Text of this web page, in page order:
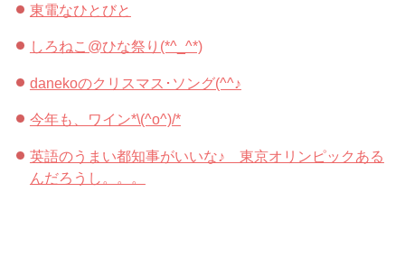
東電なひとびと
しろねこ@ひな祭り(*^_^*)
danekoのクリスマス･ソング(^^♪
今年も、ワイン*\(^o^)/*
英語のうまい都知事がいいな♪ 東京オリンピックある
んだろうし。。。